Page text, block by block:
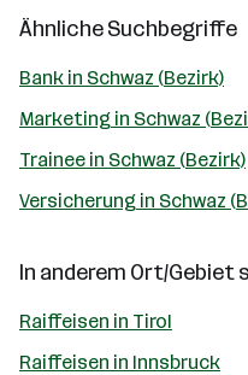
Ähnliche Suchbegriffe
Bank in Schwaz (Bezirk)
Marketing in Schwaz
Trainee in Schwaz (Bezirk)
Versicherung in Schwaz
In anderem Ort/Gebiet
Raiffeisen in Tirol
Raiffeisen in Innsbruck